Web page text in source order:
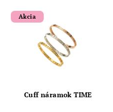
Akcia
Cuff náramok TIME